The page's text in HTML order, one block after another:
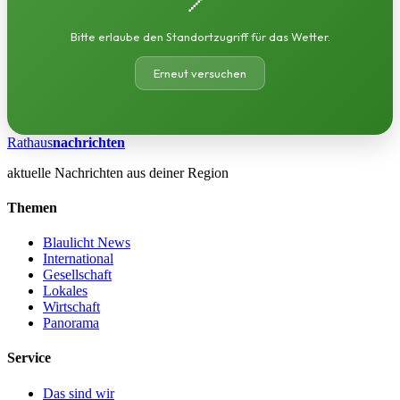
Bitte erlaube den Standortzugriff für das Wetter.
Erneut versuchen
Rathausnachrichten
aktuelle Nachrichten aus deiner Region
Themen
Blaulicht News
International
Gesellschaft
Lokales
Wirtschaft
Panorama
Service
Das sind wir